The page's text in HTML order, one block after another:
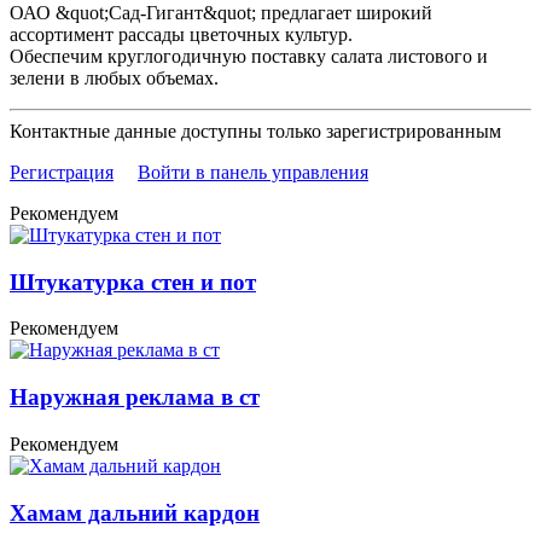
ОАО &quot;Сад-Гигант&quot; предлагает широкий
ассортимент рассады цветочных культур.
Обеспечим круглогодичную поставку салата листового и
зелени в любых объемах.
Контактные данные доступны только зарегистрированным
Регистрация
Войти в панель управления
Рекомендуем
Штукатурка стен и пот
Рекомендуем
Наружная реклама в ст
Рекомендуем
Хамам дальний кардон